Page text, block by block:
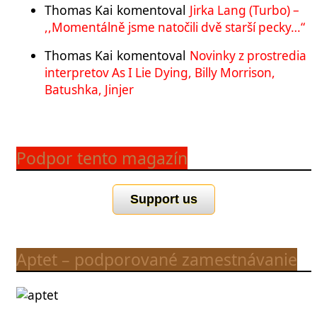
Thomas Kai komentoval Jirka Lang (Turbo) –
,,Momentálně jsme natočili dvě starší pecky…“
Thomas Kai komentoval Novinky z prostredia
interpretov As I Lie Dying, Billy Morrison,
Batushka, Jinjer
Podpor tento magazín
Support us
Aptet – podporované zamestnávanie